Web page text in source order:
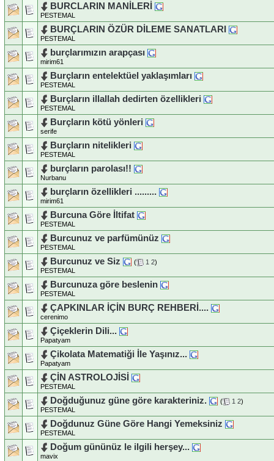
BURCLARIN MANİLERİ
PESTEMAL
BURÇLARIN ÖZÜR DİLEME SANATLARI
PESTEMAL
burçlarımızın arapçası
mirim61
Burçların entelektüel yaklaşımları
PESTEMAL
Burçların illallah dedirten özellikleri
PESTEMAL
Burçların kötü yönleri
serife
Burçların nitelikleri
PESTEMAL
burçların parolası!!
Nurbanu
burçların özellikleri .........
mirim61
Burcuna Göre İltifat
PESTEMAL
Burcunuz ve parfümünüz
PESTEMAL
Burcunuz ve Siz ( 1 2)
PESTEMAL
Burcunuza göre beslenin
PESTEMAL
ÇAPKINLAR İÇİN BURÇ REHBERİ....
cerenimo
Çiçeklerin Dili...
Papatyam
Çikolata Matematiği İle Yaşınız...
Papatyam
ÇİN ASTROLOJİSİ
PESTEMAL
Doğduğunuz güne göre karakteriniz. ( 1 2)
PESTEMAL
Doğdunuz Güne Göre Hangi Yemeksiniz
PESTEMAL
Doğum gününüz le ilgili herşey...
mavix